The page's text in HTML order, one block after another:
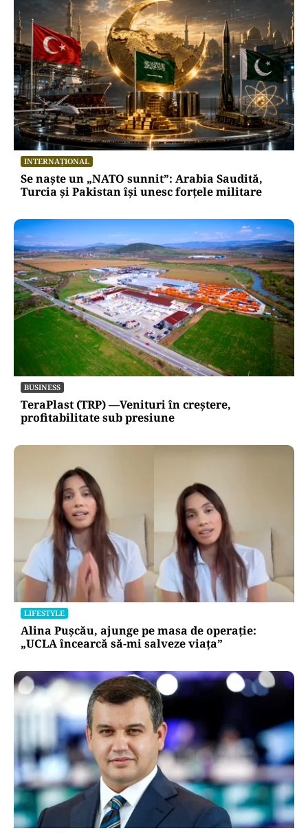
INTERNAȚIONAL
Se naște un „NATO sunnit”: Arabia Saudită,
Turcia și Pakistan își unesc forțele militare
BUSINESS
TeraPlast (TRP) —Venituri în creștere,
profitabilitate sub presiune
LIFESTYLE
Alina Pușcău, ajunge pe masa de operație:
„UCLA încearcă să-mi salveze viața”